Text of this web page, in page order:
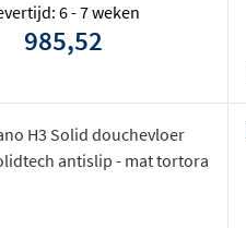
6 - 7 weken
985,52